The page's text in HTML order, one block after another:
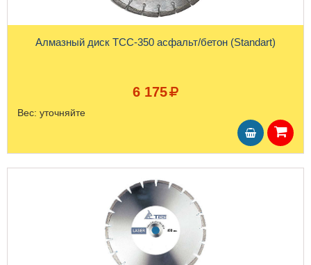
Алмазный диск ТСС-350 асфальт/бетон (Standart)
6 175
Вес: уточняйте